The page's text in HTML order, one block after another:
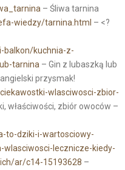
– Śliwa tarnina
wiedzy/tarnina.html – <?
balkon/kuchnia-z-
tarnina – Gin z lubaszką lub
przysmak!
wlasciwosci-zbior-
właściwości, zbiór owoców –
to-dziki-i-wartosciowy-
lecznicze-kiedy-
ar/c14-15193628 –